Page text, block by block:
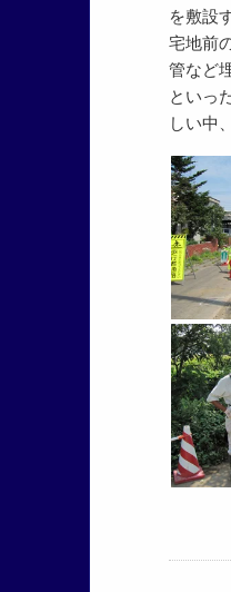
を敷設
宅地前
管など
といっ
しい中